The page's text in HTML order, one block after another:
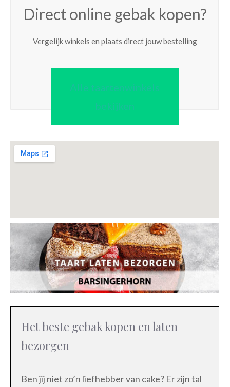
Direct online gebak kopen?
Vergelijk winkels en plaats direct jouw bestelling
Alle taartenwinkels
bekijken
Het beste gebak kopen en laten
bezorgen
Ben jij niet zo’n liefhebber van cake? Er zijn tal